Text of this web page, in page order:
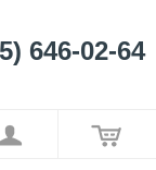
646-02-64